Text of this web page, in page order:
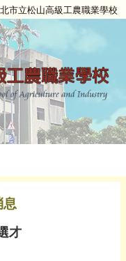
市立松山高級工農職業學校
才